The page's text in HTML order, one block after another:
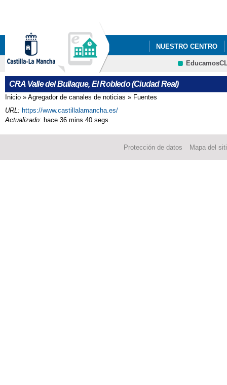
NUESTRO CENTRO
BLOG CRA VALLE
CRA Valle del Bullaque, El Robledo (Ciudad Real)
Se encuentra usted aquí
Inicio » Agregador de canales de noticias » Fuentes
URL: https://www.castillalamancha.es/
Actualizado: hace 36 mins 40 segs
Protección de datos Mapa del